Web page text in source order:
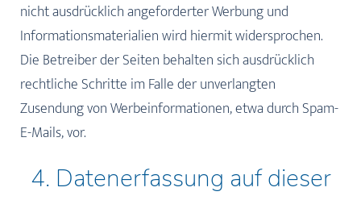
nicht ausdrücklich angeforderter Werbung und
Informationsmaterialien wird hiermit widersprochen.
Die Betreiber der Seiten behalten sich ausdrücklich
rechtliche Schritte im Falle der unverlangten
Zusendung von Werbeinformationen, etwa durch Spam-
E-Mails, vor.
4. Datenerfassung auf dieser